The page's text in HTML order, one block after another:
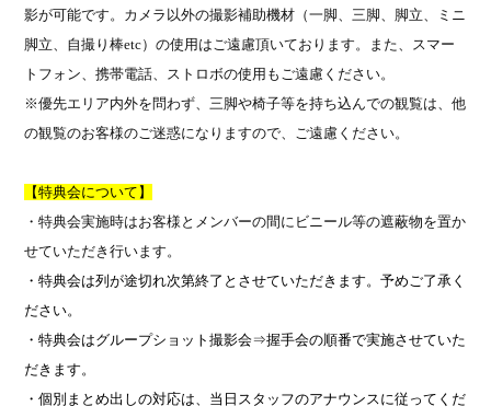
影が可能です。カメラ以外の撮影補助機材（一脚、三脚、脚立、ミニ
脚立、自撮り棒etc）の使用はご遠慮頂いております。また、スマー
トフォン、携帯電話、ストロボの使用もご遠慮ください。
※優先エリア内外を問わず、三脚や椅子等を持ち込んでの観覧は、他
の観覧のお客様のご迷惑になりますので、ご遠慮ください。
【特典会について】
・特典会実施時はお客様とメンバーの間にビニール等の遮蔽物を置か
せていただき行います。
・特典会は列が途切れ次第終了とさせていただきます。予めご了承く
ださい。
・特典会はグループショット撮影会⇒握手会の順番で実施させていた
だきます。
・個別まとめ出しの対応は、当日スタッフのアナウンスに従ってくだ